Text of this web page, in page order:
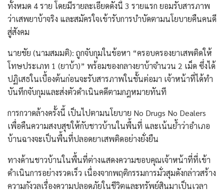
ทั้งหมด 4 ราย โดยมีรายละเอียดดังนี้ 3 รายแรก ยอมรับสารภาพ
ว่าเสพยาบ้าจริง และสมัครใจเข้ารับการบำบัดตามนโยบายคืนคนดี
สู่สังคม
นายชัย (นามสมมติ): ถูกจับกุมในข้อหา “ครอบครองยาเสพติดให้
โทษประเภท 1 (ยาบ้า)” พร้อมของกลางยาบ้าจำนวน 2 เม็ด ซึ่งได้
ปฏิเสธในเบื้องต้นก่อนจะรับสารภาพในชั้นต่อมา เจ้าหน้าที่ได้ทำ
บันทึกจับกุมและส่งตัวดำเนินคดีตามกฎหมายทันที
การกวาดล้างครั้งนี้ เป็นไปตามนโยบาย No Drugs No Dealers
เพื่อคืนความสงบสุขให้กับชาวบ้านในพื้นที่ และเน้นย้ำว่าอำเภอ
บ้านฉางจะเป็นพื้นที่ปลอดยาเสพติดอย่างยั่งยืน
ทางด้านชาวบ้านในพื้นที่ต่างแสดงความขอบคุณเจ้าหน้าที่ที่เข้า
ดำเนินการอย่างรวดเร็ว เนื่องจากพฤติกรรมการมั่วสุมดังกล่าวสร้าง
ความกังวลเรื่องความปลอดภัยในชีวิตและทรัพย์สินมาเป็นเวลา